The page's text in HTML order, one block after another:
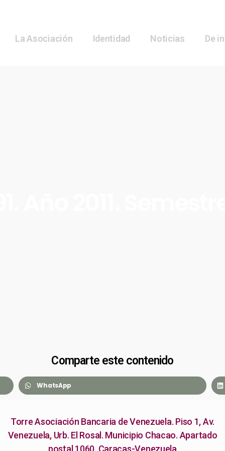
La Asociación Identidad Noticias De
Comparte este contenido
WhatsApp
Torre Asociación Bancaria de Venezuela. Piso 1, Av.
Venezuela, Urb. El Rosal. Municipio Chacao. Apartado
postal 1060. Caracas-Venezuela